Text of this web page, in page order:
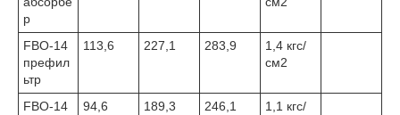
р
FBO-14
префил
ьтр
113,6 227,1 283,9
1,4 кгс/
см2
FBO-14
94,6 189,3 246,1
1,1 кгс/